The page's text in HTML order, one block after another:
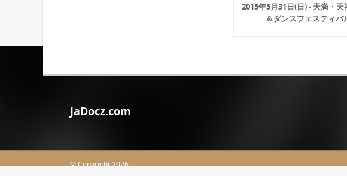
2015年5月31日(日) - 天満・天
＆ダンスフェスティバ
JaDocz.com
© Copyright 2026